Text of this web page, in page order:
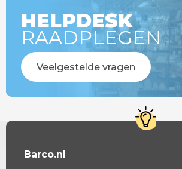
HELPDESK
RAADPLEGEN
Veelgestelde vragen
Barco.nl